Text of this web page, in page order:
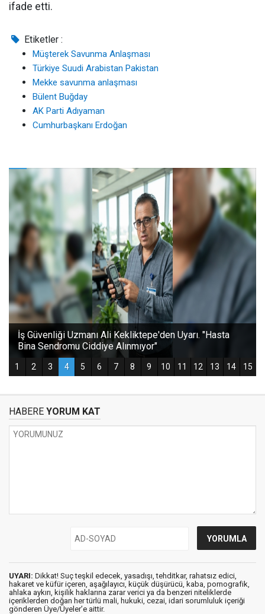
ifade etti.
Etiketler :
Müşterek Savunma Anlaşması
Türkiye Suudi Arabistan Pakistan
Mekke savunma anlaşması
Bülent Buğday
AK Parti Adıyaman
Cumhurbaşkanı Erdoğan
HABERE YORUM KAT
UYARI: Dikkat! Suç teşkil edecek, yasadışı, tehditkar, rahatsız edici,
hakaret ve küfür içeren, aşağılayıcı, küçük düşürücü, kaba, pornografik,
ahlaka aykırı, kişilik haklarına zarar verici ya da benzeri niteliklerde
içeriklerden doğan her türlü mali, hukuki, cezai, idari sorumluluk içeriği
gönderen Üye/Üyeler’e aittir.